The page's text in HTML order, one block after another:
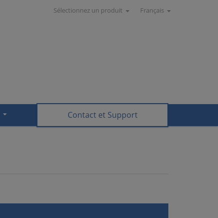
Sélectionnez un produit Français
Contact et Support